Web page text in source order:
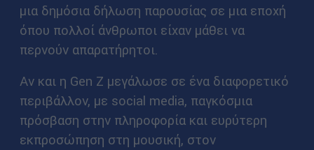
μια δημόσια δήλωση παρουσίας σε μια εποχή
όπου πολλοί άνθρωποι είχαν μάθει να
περνούν απαρατήρητοι.
Αν και η Gen Z μεγάλωσε σε ένα διαφορετικό
περιβάλλον, με social media, παγκόσμια
πρόσβαση στην πληροφορία και ευρύτερη
εκπροσώπηση στη μουσική, στον